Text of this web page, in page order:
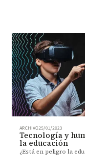
ARCHIVO25/01/2023
Tecnología y
la educación
¿Está en peligro la